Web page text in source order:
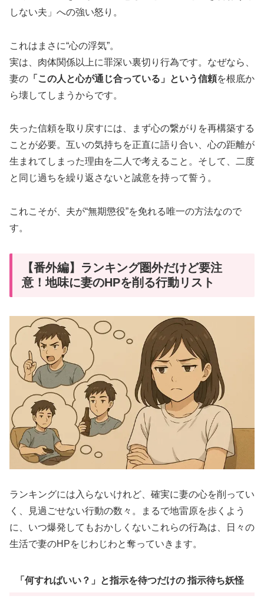
しない夫」への強い怒り。
これはまさに“心の浮気”。
実は、肉体関係以上に罪深い裏切り行為です。なぜなら、
妻の 「この人と心が通じ合っている」という信頼を根底か
ら壊してしまうからです。
失った信頼を取り戻すには、まず心の繋がりを再構築する
ことが必要。互いの気持ちを正直に語り合い、心の距離が
生まれてしまった理由を二人で考えること。そして、二度
と同じ過ちを繰り返さないと誠意を持って誓う。
これこそが、夫が“無期懲役”を免れる唯一の方法なので
す。
【番外編】ランキング圏外だけど要注
意！地味に妻のHPを削る行動リスト
ランキングには入らないけれど、確実に妻の心を削ってい
く、見過ごせない行動の数々。まるで地雷原を歩くよう
に、いつ爆発してもおかしくないこれらの行為は、日々の
生活で妻のHPをじわじわと奪っていきます。
「何すればいい？」と指示を待つだけの 指示待ち妖怪